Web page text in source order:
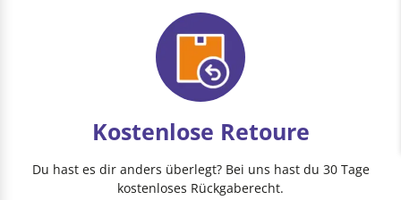
Kostenlose Retoure
Du hast es dir anders überlegt? Bei uns hast du 30 Tage
kostenloses Rückgaberecht.